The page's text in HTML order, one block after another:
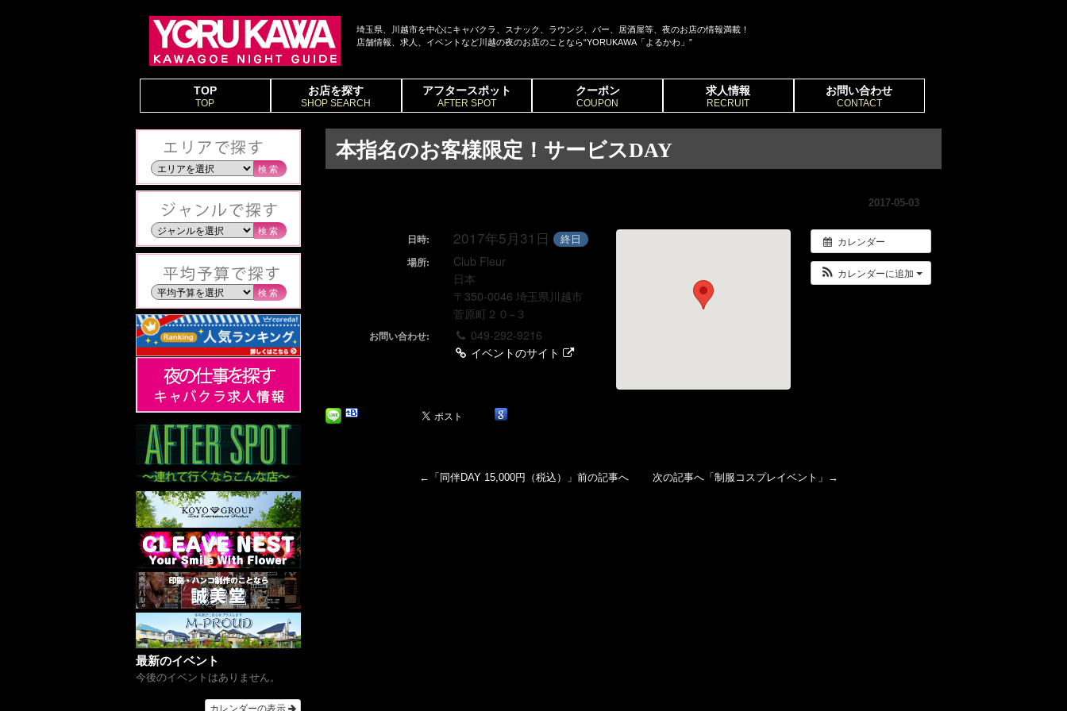
埼玉県、川越市を中心にキャバクラ、スナック、ラウンジ、バー、居酒屋等、夜のお店の情報満載！
店舗情報、求人、イベントなど川越の夜のお店のことなら“YORUKAWA「よるかわ」”
TOP
TOP
お店を探す
SHOP SEARCH
アフタースポット
AFTER SPOT
クーポン
COUPON
求人情報
RECRUIT
お問い合わせ
CONTACT
本指名のお客様限定！サービスDAY
2017-05-03
カレンダー
カレンダーに追加
日時: 2017年5月31日 終日
場所:
Club Fleur
日本
〒350-0046 埼玉県川越市
菅原町２０−３
お問い合わせ:
049-292-9216
イベントのサイト
←「 同伴DAY 15,000円（税込） 」前の記事へ 次の記事へ「 制服コスプレイベント 」→
検索
検索
検索
最新のイベント
今後のイベントはありません。
カレンダーの表示